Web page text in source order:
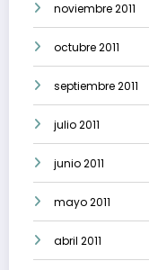
noviembre 2011
octubre 2011
septiembre 2011
julio 2011
junio 2011
mayo 2011
abril 2011